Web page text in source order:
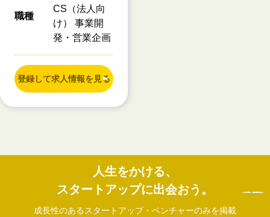
職種
CS（法人向
け） 事業開
発・営業企画
登録して求人情報を見る
人生をかける、
スタートアップに出会おう。
成長性のあるスタートアップ・ベンチャーのみを掲載